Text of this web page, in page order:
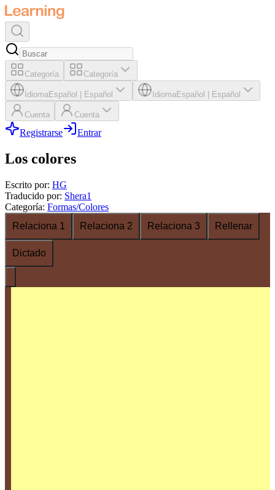
Categoría Categoría
IdiomaEspañol Español IdiomaEspañol Español
Cuenta Cuenta
Registrarse Entrar
Los colores
Escrito por: HG
Traducido por: Shera1
Categoría: Formas/Colores
Relaciona 1
Relaciona 2 Relaciona 3 Rellenar
Dictado